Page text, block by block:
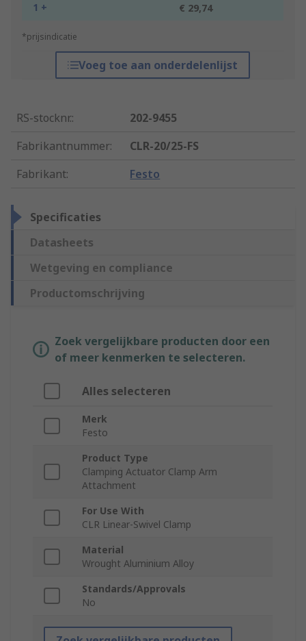
1 + € 29,74
*prijsindicatie
Voeg toe aan onderdelenlijst
RS-stocknr.:
202-9455
Fabrikantnummer:
CLR-20/25-FS
Fabrikant: Festo
Specificaties
Datasheets
Wetgeving en compliance
Productomschrijving
Zoek vergelijkbare producten door een
of meer kenmerken te selecteren.
Alles selecteren
Merk
Festo
Product Type
Clamping Actuator Clamp Arm
Attachment
For Use With
CLR Linear-Swivel Clamp
Material
Wrought Aluminium Alloy
Standards/Approvals
No